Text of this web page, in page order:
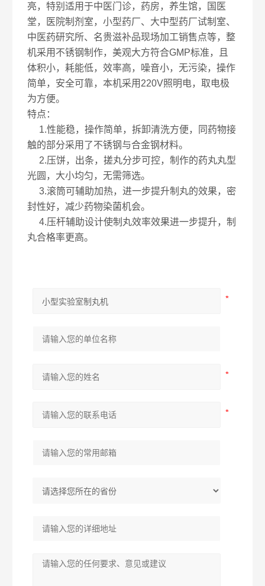
亮，特别适用于中医门诊，药房，养生馆，国医
堂，医院制剂室，小型药厂、大中型药厂试制室、
中医药研究所、名贵滋补品现场加工销售点等，整
机采用不锈钢制作，美观大方符合GMP标准，且
体积小，耗能低，效率高，噪音小，无污染，操作
简单，安全可靠，本机采用220V照明电，取电极
为方便。
特点：
1.性能稳，操作简单，拆卸清洗方便，同药物接
触的部分采用了不锈钢与合金钢材料。
2.压饼，出条，搓丸分步可控，制作的药丸丸型
光圆，大小均匀，无需筛选。
3.滚筒可辅助加热，进一步提升制丸的效果，密
封性好，减少药物染菌机会。
4.压杆辅助设计使制丸效率效果进一步提升，制
丸合格率更高。